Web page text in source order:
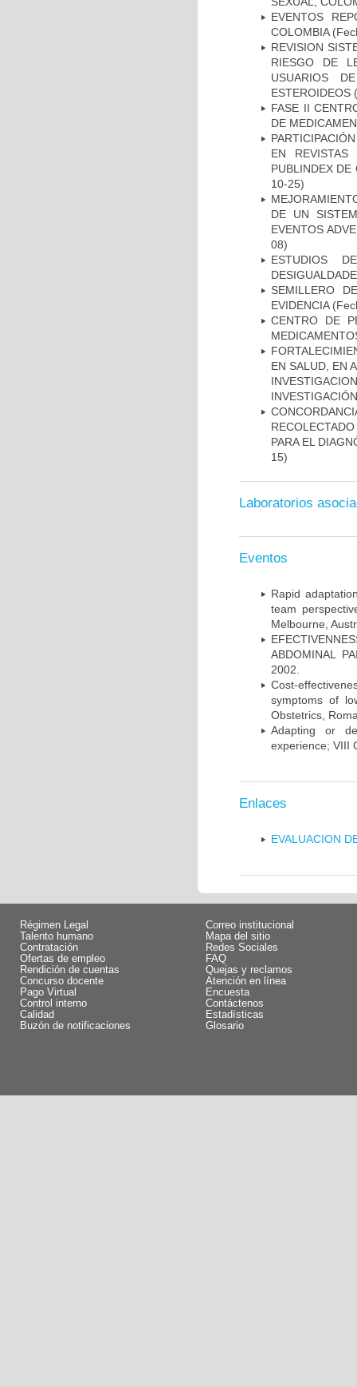
EVENTOS
COLOMBIA
REVISION
RIESGO DE
USUARIOS
ESTEROIDEOS
FASE II
DE
EN REVISTAS
PUBLINDEX
10-25)
DE UN
EVENTOS
08)
ESTUDIOS
SEMILLERO
EVIDENCIA
CENTRO DE
EN SALUD, EN
PARA EL
15)
Laboratorios
Eventos
Rapid
team
Melbourne,
ABDOMINAL
2002.
Cost-
symptoms of
Obstetrics,
Adapting or
experience; VIII
Enlaces
EVALUACION
Régimen Legal
Talento humano
Contratación
Ofertas de empleo
Rendición de cuentas
Concurso docente
Pago Virtual
Control interno
Calidad
Buzón de notificaciones
Correo institucional
Mapa del sitio
Redes Sociales
FAQ
Quejas y reclamos
Atención en línea
Encuesta
Contáctenos
Estadísticas
Glosario